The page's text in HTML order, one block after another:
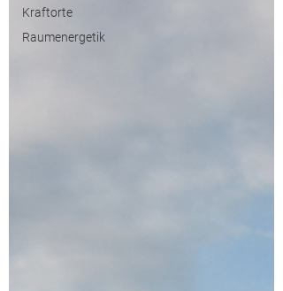
Kraftorte
Raumenergetik